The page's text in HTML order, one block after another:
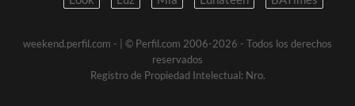
weekend.perfil.com -
| © Perfil.com 2006-2026 - Todos los derechos
reservados
Registro de Propiedad Intelectual: Nro.